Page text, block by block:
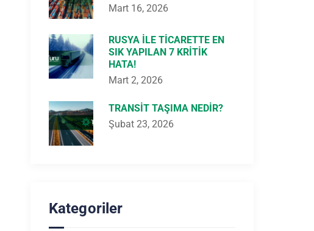
Mart 16, 2026
RUSYA ILE TICARETTE EN
SIK YAPILAN 7 KRITIK
HATA!
Mart 2, 2026
TRANSIT TAŞIMA NEDIR?
Şubat 23, 2026
Kategoriler